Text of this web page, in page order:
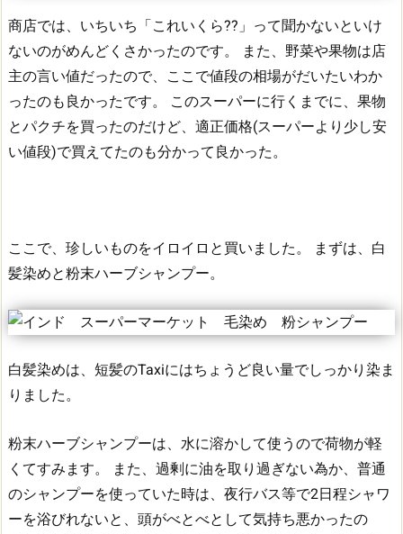
商店では、いちいち「これいくら??」って聞かないといけ
ないのがめんどくさかったのです。
また、野菜や果物は店
主の言い値だったので、ここで値段の相場がだいたいわか
ったのも良かったです。
このスーパーに行くまでに、果物
とパクチを買ったのだけど、適正価格(スーパーより少し安
い値段)で買えてたのも分かって良かった。
ここで、珍しいものをイロイロと買いました。
まずは、白
髪染めと粉末ハーブシャンプー。
白髪染めは、短髪のTaxiにはちょうど良い量でしっかり染ま
りました。
粉末ハーブシャンプーは、水に溶かして使うので荷物が軽
くてすみます。
また、過剰に油を取り過ぎない為か、普通
のシャンプーを使っていた時は、夜行バス等で2日程シャワ
ーを浴びれないと、頭がべとべとして気持ち悪かったの